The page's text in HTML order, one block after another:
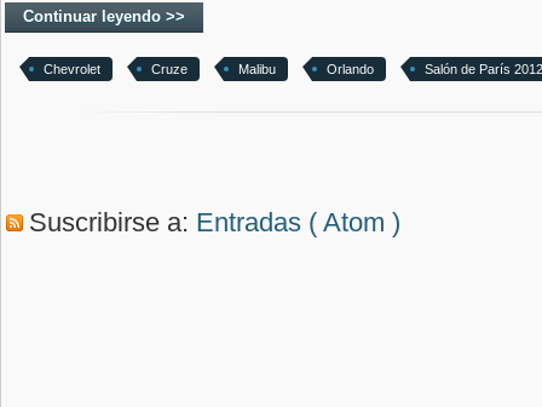
Continuar leyendo >>
Chevrolet Cruze Malibu Orlando Salón de París 2012
Suscribirse a: Entradas ( Atom )